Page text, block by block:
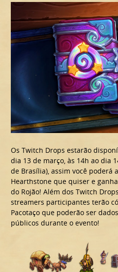
Os Twitch Drops estarão
dia 13 de março, às 14h ao dia
de Brasília), assim você poderá
Hearthstone que quiser e
do Rojão! Além dos Twitch
streamers participantes terão
Pacotaço que poderão ser
públicos durante o evento!